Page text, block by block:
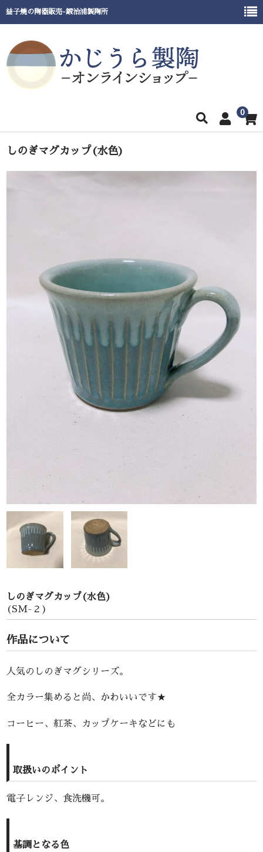
益子焼の陶器販売-鍛治浦製陶所
0
ホーム
商品一覧
お問い合わせ
しのぎマグカップ(水色)
しのぎマグカップ(水色)
(SM-２)
作品について
人気のしのぎマグシリーズ。
全カラー集めると尚、かわいいです★
コーヒー、紅茶、カップケーキなどにも
取扱いのポイント
電子レンジ、食洗機可。
基調となる色